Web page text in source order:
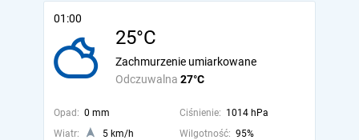
01:00
25°C
Odczuwalna 27°C
Zachmurzenie umiarkowane
Opad: 0 mm Ciśnienie: 1014 hPa
Wiatr:
5 km/h Wilgotność: 95%